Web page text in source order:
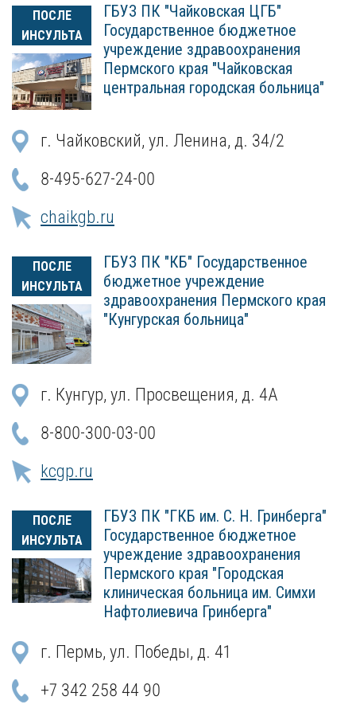
ПОСЛЕ
ИНСУЛЬТА
ГБУЗ ПК "Чайковская ЦГБ"
Государственное бюджетное
учреждение здравоохранения
Пермского края "Чайковская
центральная городская больница"
г. Чайковский, ул. Ленина, д. 34/2
8-495-627-24-00
chaikgb.ru
ПОСЛЕ
ИНСУЛЬТА
ГБУЗ ПК "КБ" Государственное
бюджетное учреждение
здравоохранения Пермского края
"Кунгурская больница"
г. Кунгур, ул. Просвещения, д. 4А
8-800-300-03-00
kcgp.ru
ПОСЛЕ
ИНСУЛЬТА
ГБУЗ ПК "ГКБ им. С. Н. Гринберга"
Государственное бюджетное
учреждение здравоохранения
Пермского края "Городская
клиническая больница им. Симхи
Нафтолиевича Гринберга"
г. Пермь, ул. Победы, д. 41
+7 342 258 44 90